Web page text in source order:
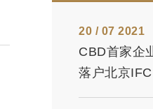
20 / 07 2021
CBD首家企
落户北京IFC